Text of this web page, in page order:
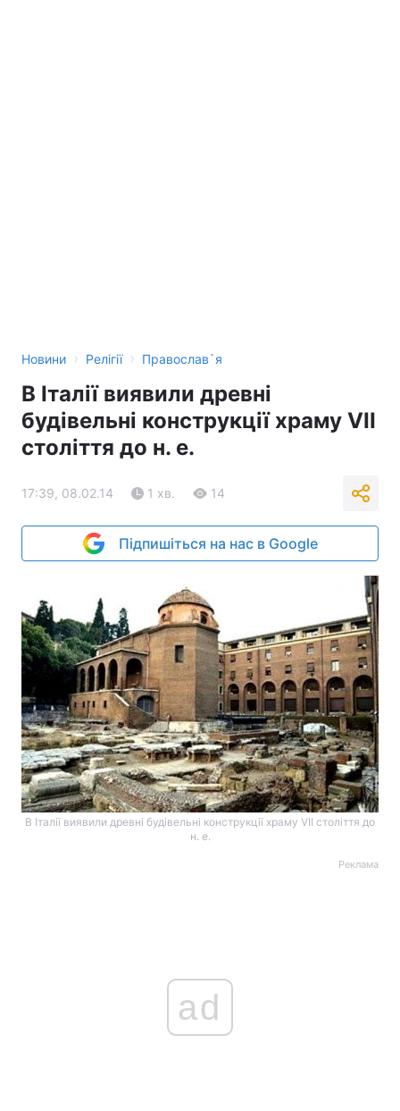
Новини › Релігії › Православ`я
В Італії виявили древні
будівельні конструкції храму VII
століття до н. е.
17:39, 08.02.14 1 хв. 14
Підпишіться на нас в Google
В Італії виявили древні будівельні конструкції храму VII століття до
н. е.
Реклама
ad